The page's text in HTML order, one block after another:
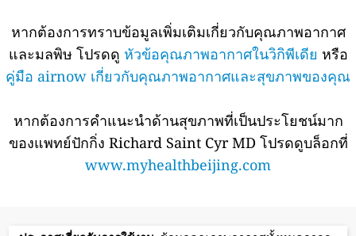
หากต้องการทราบข้อมูลเพิ่มเติมเกี่ยวกับคุณภาพอากาศ
และมลพิษ โปรดดู หัวข้อคุณภาพอากาศในวิกิพีเดีย หรือ
คู่มือ airnow เกี่ยวกับคุณภาพอากาศและสุขภาพของคุณ
หากต้องการคำแนะนำด้านสุขภาพที่เป็นประโยชน์มาก
ของแพทย์ปักกิ่ง Richard Saint Cyr MD โปรดดูบล็อกที่
www.myhealthbeijing.com